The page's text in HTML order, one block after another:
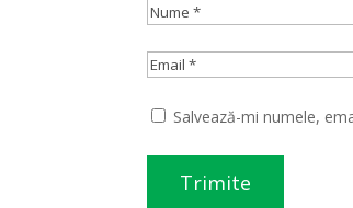
Salvează-mi numele,